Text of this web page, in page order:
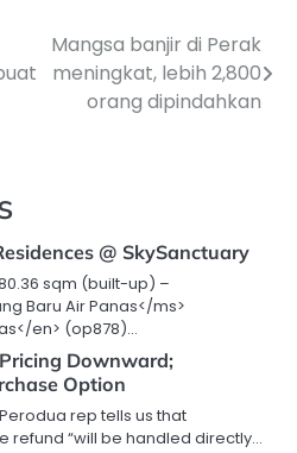
Mangsa banjir di Perak
meningkat, lebih 2,800
orang dipindahkan
@ SkySanctuary
sqm (built-up) –
Baru Air Panas</ms>
en> (op878)…
Downward;
Option
Perodua rep tells us that
refund “will be handled directly…